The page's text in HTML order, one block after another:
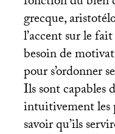
grecque,
l’accent sur le
besoin de
pour s’ordonner
Ils sont capables
intuitivement les
savoir qu’ils